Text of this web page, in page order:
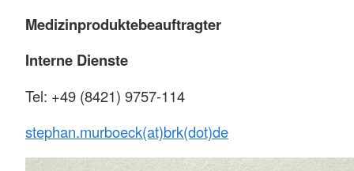
Medizinproduktebeauftragter
Interne Dienste
Tel: +49 (8421) 9757-114
stephan.murboeck(at)brk(dot)de